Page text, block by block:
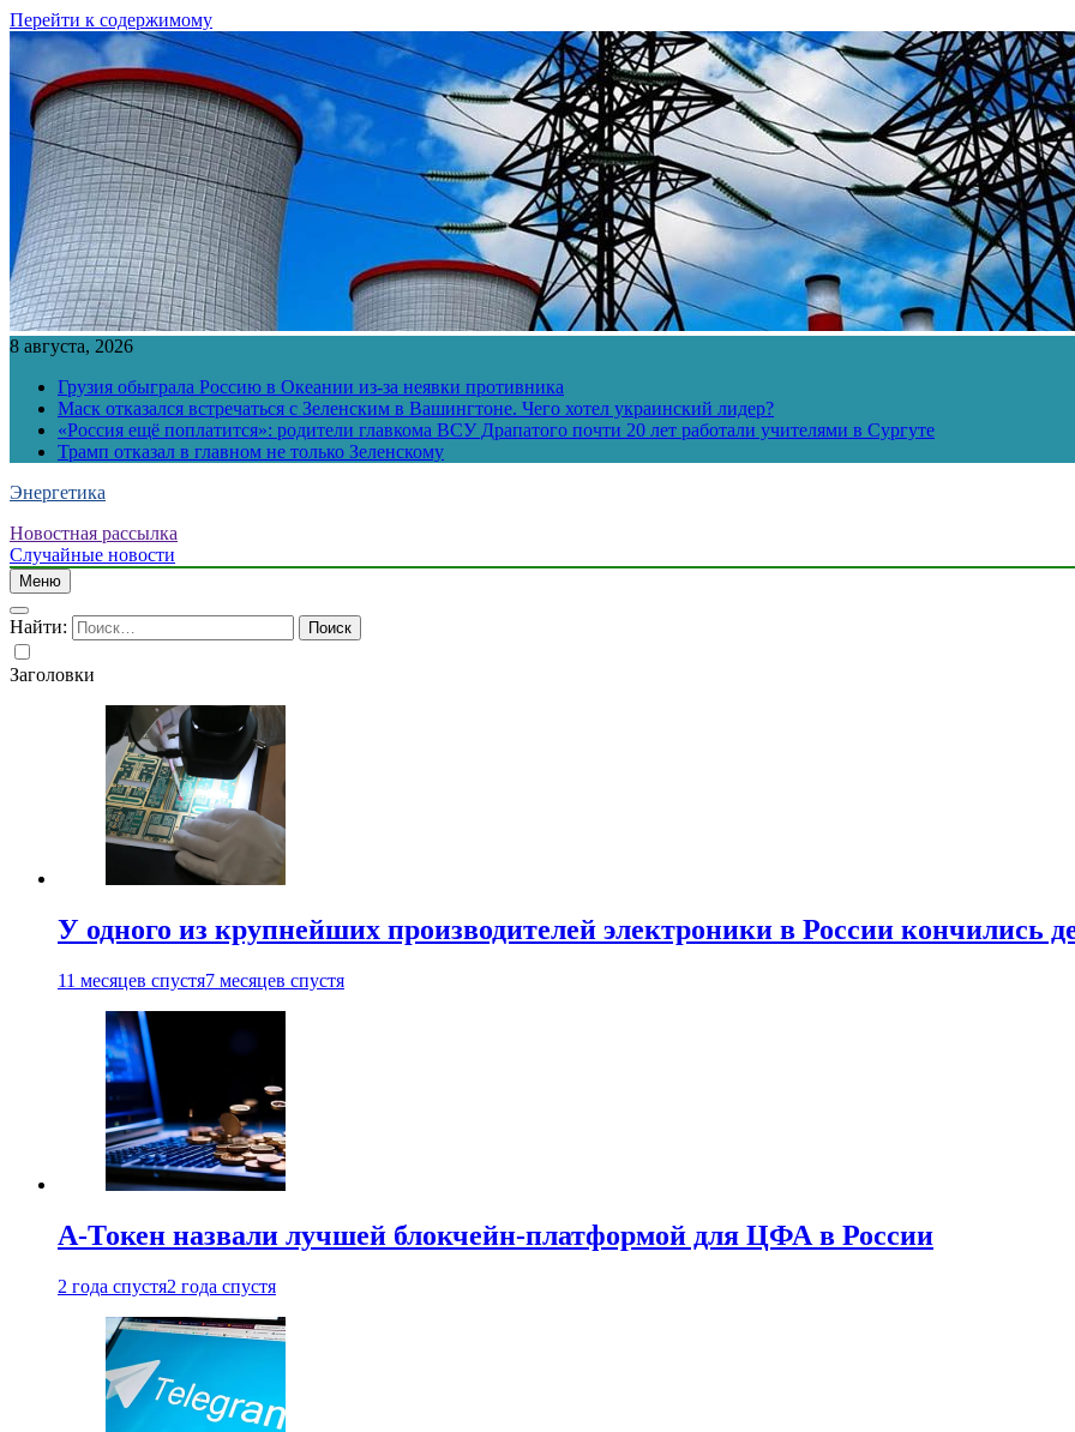
Перейти к содержимому
8 августа, 2026
Грузия обыграла Россию в Океании из-за неявки противника
Маск отказался встречаться с Зеленским в Вашингтоне. Чего хотел украинский лидер?
«Россия ещё поплатится»: родители главкома ВСУ Драпатого почти 20 лет работали учителями в Сургуте
Трамп отказал в главном не только Зеленскому
Энергетика
Новостная рассылка
Случайные новости
Меню
Найти:
Заголовки
У одного из крупнейших производителей электроники в России кончились
11 месяцев спустя7 месяцев спустя
А-Токен назвали лучшей блокчейн-платформой для ЦФА в России
2 года спустя2 года спустя